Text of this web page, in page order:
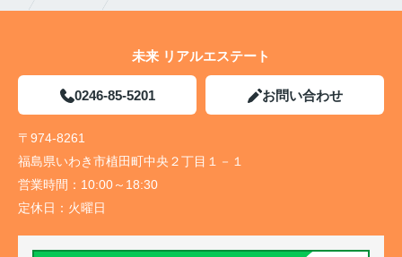
未来 リアルエステート
0246-85-5201 お問い合わせ
〒974-8261
福島県いわき市植田町中央２丁目１－１
営業時間： 10:00～18:30
定休日： 火曜日